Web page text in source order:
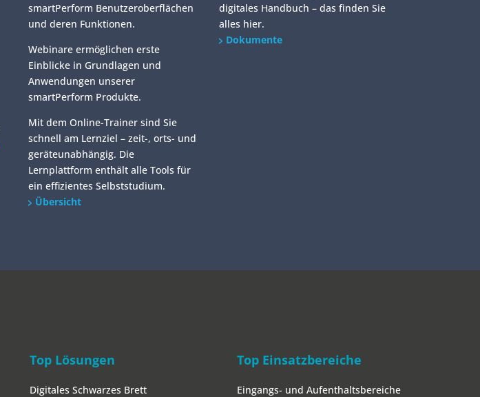
smartPerform Benutzeroberflächen
und deren Funktionen.
Webinare ermöglichen erste
Einblicke in Grundlagen und
Anwendungen unserer
smartPerform Produkte.
Mit dem Online-Trainer sind Sie
schnell am Lernziel – zeit-, orts- und
geräteunabhängig. Die
Lernplattform enthält alle Tools für
ein effizientes Selbststudium.
Übersicht
digitales Handbuch – das finden Sie
alles hier.
Dokumente
Top Lösungen
Digitales Schwarzes Brett
Top Einsatzbereiche
Eingangs- und Aufenthaltsbereiche